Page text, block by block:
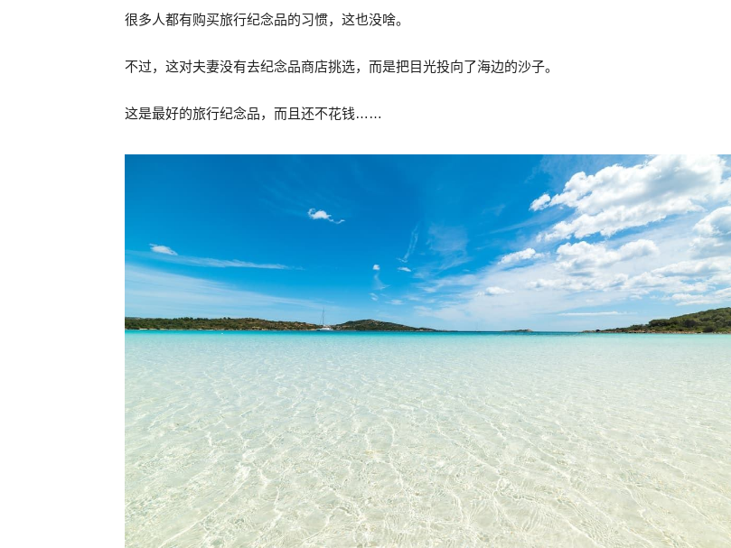
很多人都有购买旅行纪念品的习惯，这也没啥。
不过，这对夫妻没有去纪念品商店挑选，而是把目光投向了海边的沙子。
这是最好的旅行纪念品，而且还不花钱……